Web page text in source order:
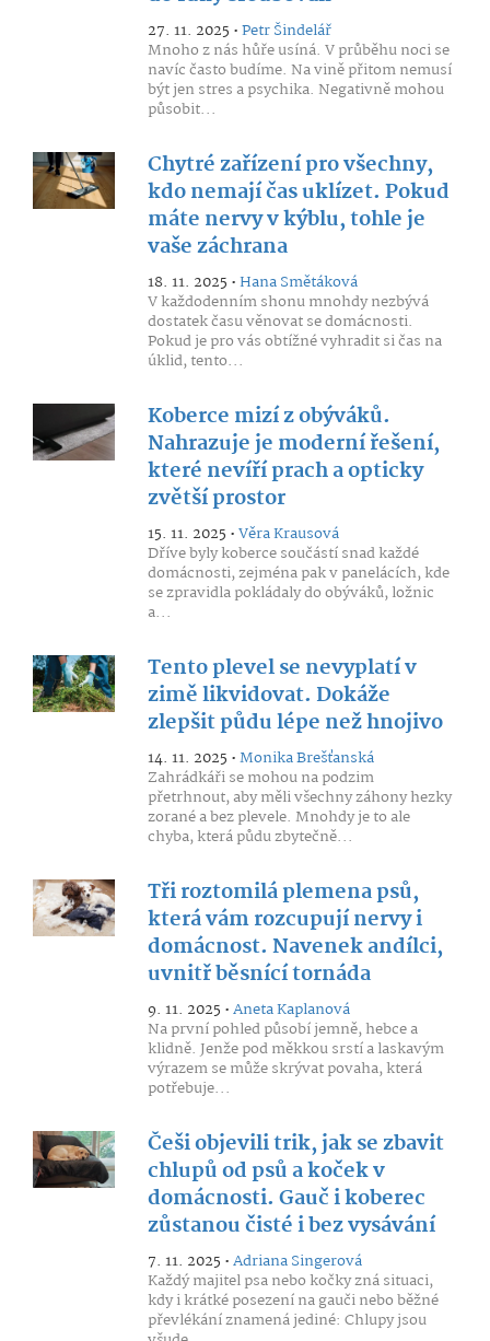
27. 11. 2025 •Petr Šindelář
Mnoho z nás hůře usíná. V průběhu noci se
navíc často budíme. Na vině přitom nemusí
být jen stres a psychika. Negativně mohou
působit...
Chytré zařízení pro všechny,
kdo nemají čas uklízet. Pokud
máte nervy v kýblu, tohle je
vaše záchrana
18. 11. 2025 •Hana Smětáková
V každodenním shonu mnohdy nezbývá
dostatek času věnovat se domácnosti.
Pokud je pro vás obtížné vyhradit si čas na
úklid, tento...
Koberce mizí z obýváků.
Nahrazuje je moderní řešení,
které nevíří prach a opticky
zvětší prostor
15. 11. 2025 •Věra Krausová
Dříve byly koberce součástí snad každé
domácnosti, zejména pak v panelácích, kde
se zpravidla pokládaly do obýváků, ložnic
a...
Tento plevel se nevyplatí v
zimě likvidovat. Dokáže
zlepšit půdu lépe než hnojivo
14. 11. 2025 •Monika Brešťanská
Zahrádkáři se mohou na podzim
přetrhnout, aby měli všechny záhony hezky
zorané a bez plevele. Mnohdy je to ale
chyba, která půdu zbytečně...
Tři roztomilá plemena psů,
která vám rozcupují nervy i
domácnost. Navenek andílci,
uvnitř běsnící tornáda
9. 11. 2025 •Aneta Kaplanová
Na první pohled působí jemně, hebce a
klidně. Jenže pod měkkou srstí a laskavým
výrazem se může skrývat povaha, která
potřebuje...
Češi objevili trik, jak se zbavit
chlupů od psů a koček v
domácnosti. Gauč i koberec
zůstanou čisté i bez vysávání
7. 11. 2025 •Adriana Singerová
Každý majitel psa nebo kočky zná situaci,
kdy i krátké posezení na gauči nebo běžné
převlékání znamená jediné: Chlupy jsou